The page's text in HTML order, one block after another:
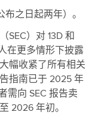
之日起两年）。
SEC）对 13D 和
在更多情形下披露
幅收紧了所有相关
指南已于 2025 年
需向 SEC 报告卖
2026 年初。